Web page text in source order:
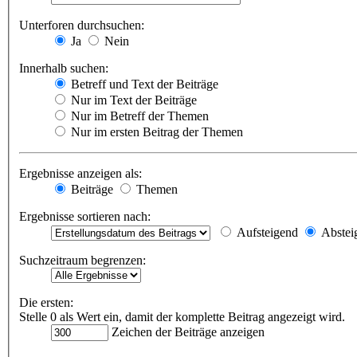
Unterforen durchsuchen:
Ja
Nein
Innerhalb suchen:
Betreff und Text der Beiträge
Nur im Text der Beiträge
Nur im Betreff der Themen
Nur im ersten Beitrag der Themen
Ergebnisse anzeigen als:
Beiträge
Themen
Ergebnisse sortieren nach:
Aufsteigend
Suchzeitraum begrenzen:
Die ersten:
Stelle 0 als Wert ein, damit der komplette Beitrag angezeigt wird.
Zeichen der Beiträge anzeigen